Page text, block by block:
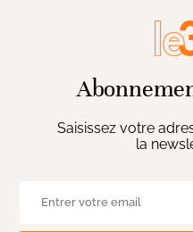
Saisissez votre
la